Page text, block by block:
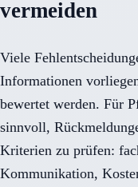
vermeiden
Viele
Informationen
bewertet werden. Für
sinnvoll,
Kriterien zu prüfen:
Kommunikation,